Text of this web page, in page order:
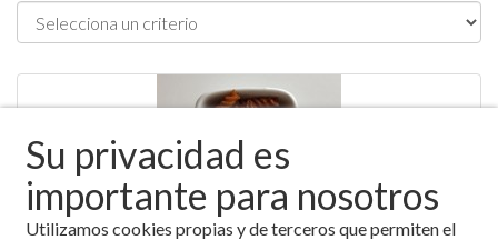
Su privacidad es
importante para nosotros
Utilizamos cookies propias y de terceros que permiten el